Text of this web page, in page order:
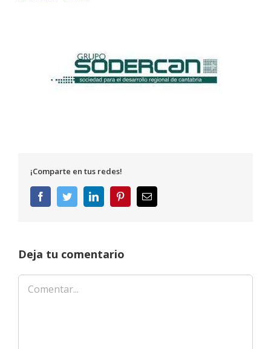
¡Comparte en tus redes!
FacebookTwitterLinkedInPinterestCorreo
electrónico
Deja tu comentario
Comentar